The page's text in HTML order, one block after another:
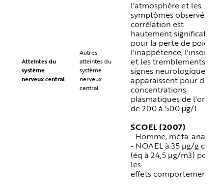
Atteintes du
système
nerveux central
Autres
atteintes du
système
nerveux
central
l'atmosphère et les
symptômes observés : la
corrélation est
hautement significative
pour la perte de poids,
l'inappétence,
et les tremblements ;
signes neurologiques
apparaissent pour des
concentrations
plasmatiques de l'ordre
de 200 à 500 μg/L.
SCOEL (2007)
- Homme, méta-analyse
- NOAEL à 35 µg/g créat
(éq à 24,5 µg/m3) pour
les
effets